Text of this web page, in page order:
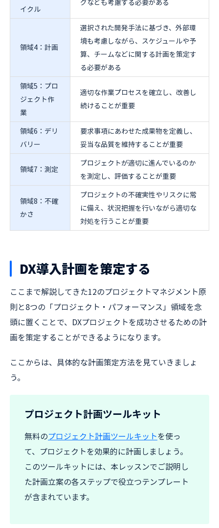
イクル
グなども考慮する必要がある
領域4：計画
選択された開発手法に基づき、外部環
境も考慮しながら、スケジュールや予
算、チームなどに関する計画を策定す
る必要がある
領域5：プロ
ジェクト作
業
適切な作業プロセスを確立し、改善し
続けることが重要
領域6：デリ
バリー
要求事項にあわせた成果物を定義し、
妥当な品質を維持することが重要
領域7：測定
プロジェクトが適切に進んでいるのか
を測定し、評価することが重要
領域8：不確
かさ
プロジェクトの不確実性やリスクに常
に備え、状況把握を行いながら適切な
対処を行うことが重要
DX導入計画を策定する
ここまで解説してきた12のプロジェクトマネジメント原
則と8つの「プロジェクト・パフォーマンス」領域を念
頭に置くことで、DXプロジェクトを成功させるための計
画を策定することができるようになります。
ここからは、具体的な計画策定方法を見ていきましょ
う。
プロジェクト計画ツールキット
無料のプロジェクト計画ツールキットを使っ
て、プロジェクトを効果的に計画しましょう。
このツールキットには、本レッスンでご説明し
た計画立案の各ステップで役立つテンプレート
が含まれています。